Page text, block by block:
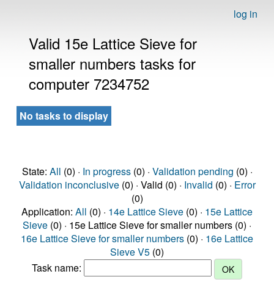
log in
Valid 15e Lattice Sieve for
smaller numbers tasks for
computer 7234752
No tasks to display
State: All (0) · In progress(0) · Validation pending (0) ·
Validation inconclusive(0) · Valid (0) · Invalid (0) · Error
(0)
Application: All (0) · 14e Lattice Sieve (0) · 15e Lattice
Sieve (0) · 15e Lattice Sieve for smaller numbers (0) ·
16e Lattice Sieve for smaller numbers (0) · 16e Lattice
Sieve V5 (0)
Task name: